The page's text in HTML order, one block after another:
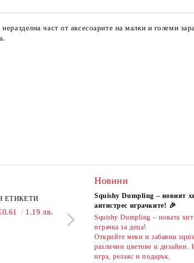
част от аксесоарите на малки и големи
моливи и
KIDEA комплект 5 бр.
ароматни гуми Bubble Tea
€2.20 4.30 лв.
ЕТИКЕТИ
1.19 лв.
PIXELS МОЛИВ С
Новини
Squishy Dumpling – новият
антистрес играчките! 🎉
Squishy Dumpling – новата хит
играчка за деца!
Открийте меки и забавни
различни цветове и дизайни.
игра, релакс и подарък.